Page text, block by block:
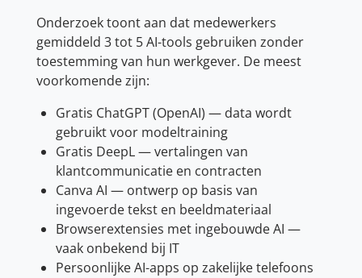
Onderzoek toont aan dat medewerkers
gemiddeld 3 tot 5 AI-tools gebruiken zonder
toestemming van hun werkgever. De meest
voorkomende zijn:
Gratis ChatGPT (OpenAI) — data wordt
gebruikt voor modeltraining
Gratis DeepL — vertalingen van
klantcommunicatie en contracten
Canva AI — ontwerp op basis van
ingevoerde tekst en beeldmateriaal
Browserextensies met ingebouwde AI —
vaak onbekend bij IT
Persoonlijke AI-apps op zakelijke telefoons